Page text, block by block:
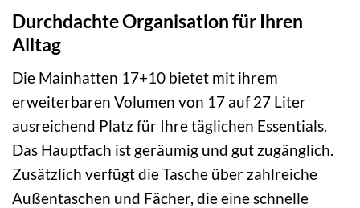
Durchdachte Organisation für Ihren
Alltag
Die Mainhatten 17+10 bietet mit ihrem
erweiterbaren Volumen von 17 auf 27 Liter
ausreichend Platz für Ihre täglichen Essentials.
Das Hauptfach ist geräumig und gut zugänglich.
Zusätzlich verfügt die Tasche über zahlreiche
Außentaschen und Fächer, die eine schnelle